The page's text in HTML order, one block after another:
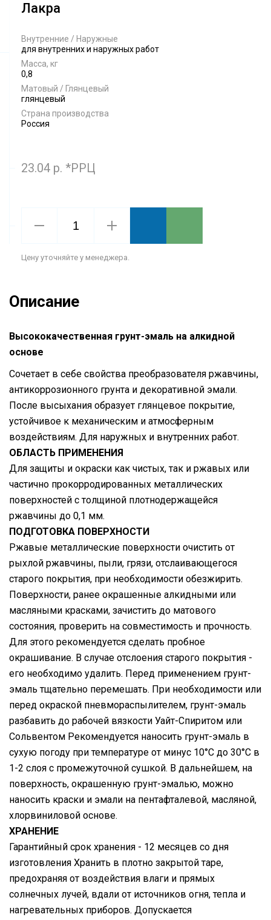
Лакра
Внутренние / Наружные
для внутренних и наружных работ
Масса, кг
0,8
Матовый / Глянцевый
глянцевый
Страна производства
Россия
23.04 р. *РРЦ
Цену уточняйте у менеджера.
Описание
Высококачественная грунт-эмаль на алкидной
основе
Сочетает в себе свойства преобразователя ржавчины,
антикоррозионного грунта и декоративной эмали.
После высыхания образует глянцевое покрытие,
устойчивое к механическим и атмосферным
воздействиям. Для наружных и внутренних работ.
ОБЛАСТЬ ПРИМЕНЕНИЯ
Для защиты и окраски как чистых, так и ржавых или
частично прокорродированных металлических
поверхностей с толщиной плотнодержащейся
ржавчины до 0,1 мм.
ПОДГОТОВКА ПОВЕРХНОСТИ
Ржавые металлические поверхности очистить от
рыхлой ржавчины, пыли, грязи, отслаивающегося
старого покрытия, при необходимости обезжирить.
Поверхности, ранее окрашенные алкидными или
масляными красками, зачистить до матового
состояния, проверить на совместимость и прочность.
Для этого рекомендуется сделать пробное
окрашивание. В случае отслоения старого покрытия -
его необходимо удалить. Перед применением грунт-
эмаль тщательно перемешать. При необходимости или
перед окраской пневмораспылителем, грунт-эмаль
разбавить до рабочей вязкости Уайт-Спиритом или
Сольвентом Рекомендуется наносить грунт-эмаль в
сухую погоду при температуре от минус 10°С до 30°С в
1-2 слоя с промежуточной сушкой. В дальнейшем, на
поверхность, окрашенную грунт-эмалью, можно
наносить краски и эмали на пентафталевой, масляной,
хлорвиниловой основе.
ХРАНЕНИЕ
Гарантийный срок хранения - 12 месяцев со дня
изготовления Хранить в плотно закрытой таре,
предохраняя от воздействия влаги и прямых
солнечных лучей, вдали от источников огня, тепла и
нагревательных приборов. Допускается